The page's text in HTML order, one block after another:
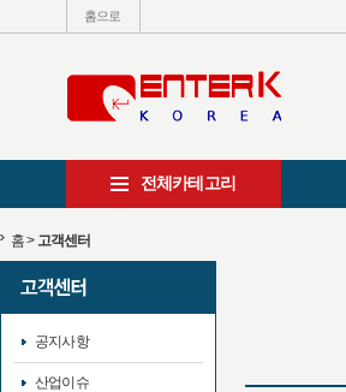
홈으로
전체카테고리
홈> 고객센터
공지사항
산업이슈